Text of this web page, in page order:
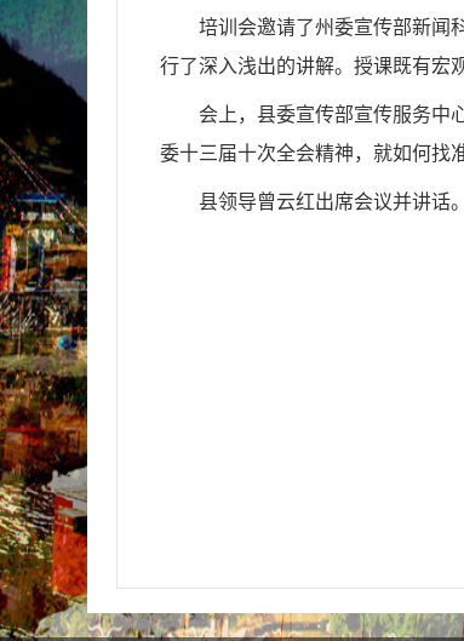
培训会邀请了州委宣传部新闻
行了深入浅出的讲解。授课既有宏
会上，县委宣传部宣传服务中
委十三届十次全会精神，就如何找
县领导曾云红出席会议并讲话